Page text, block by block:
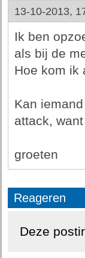
13-10-2013,
Ik ben
als bij de
Hoe kom ik
Kan
attack,
groeten
Reageren
Deze